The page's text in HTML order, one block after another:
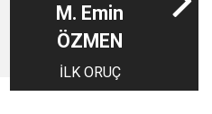
M. Emin
ÖZMEN
İLK ORUÇ